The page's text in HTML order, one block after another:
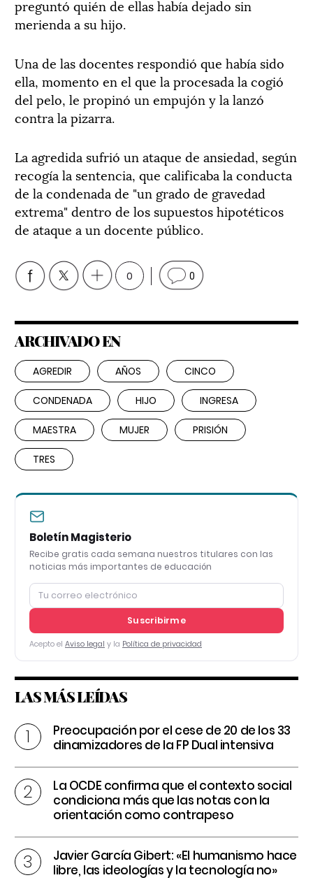
preguntó quién de ellas había dejado sin
merienda a su hijo.
Una de las docentes respondió que había sido
ella, momento en el que la procesada la cogió
del pelo, le propinó un empujón y la lanzó
contra la pizarra.
La agredida sufrió un ataque de ansiedad, según
recogía la sentencia, que calificaba la conducta
de la condenada de "un grado de gravedad
extrema" dentro de los supuestos hipotéticos
de ataque a un docente público.
0 0
ARCHIVADO EN
AGREDIR AÑOS CINCO
CONDENADA HIJO INGRESA
MAESTRA MUJER PRISIÓN
TRES
Boletín Magisterio
Recibe gratis cada semana nuestros titulares con las
noticias más importantes de educación
Suscribirme
Acepto el Aviso legal y la Política de privacidad
LAS MÁS LEÍDAS
Preocupación por el cese de 20 de los 33
dinamizadores de la FP Dual intensiva
La OCDE confirma que el contexto social
condiciona más que las notas con la
orientación como contrapeso
Javier García Gibert: «El humanismo hace
libre, las ideologías y la tecnología no»